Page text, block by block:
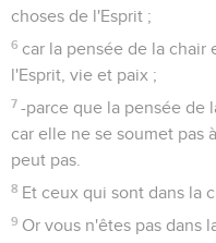
choses de l'Esprit ;
6 car la pensée de la chair
l'Esprit, vie et paix ;
7 -parce que la pensée de
car elle ne se soumet pas
peut pas.
8 Et ceux qui sont dans la
9 Or vous n'êtes pas dans